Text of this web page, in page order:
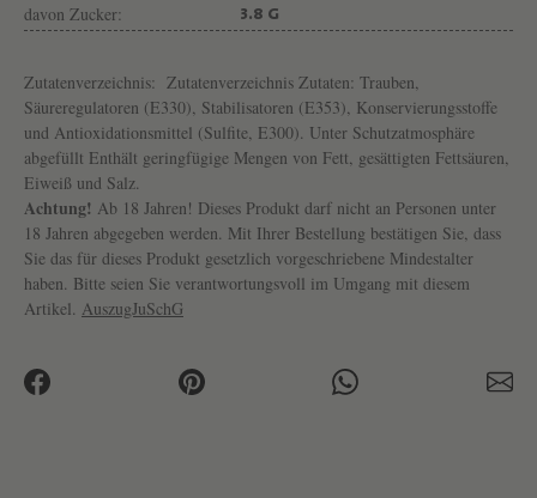
davon Zucker: 3.8 G
Zutatenverzeichnis: Zutatenverzeichnis Zutaten: Trauben,
Säureregulatoren (E330), Stabilisatoren (E353), Konservierungsstoffe
und Antioxidationsmittel (Sulfite, E300). Unter Schutzatmosphäre
abgefüllt Enthält geringfügige Mengen von Fett, gesättigten Fettsäuren,
Eiweiß und Salz.
Achtung! Ab 18 Jahren! Dieses Produkt darf nicht an Personen unter
18 Jahren abgegeben werden. Mit Ihrer Bestellung bestätigen Sie, dass
Sie das für dieses Produkt gesetzlich vorgeschriebene Mindestalter
haben. Bitte seien Sie verantwortungsvoll im Umgang mit diesem
Artikel. AuszugJuSchG